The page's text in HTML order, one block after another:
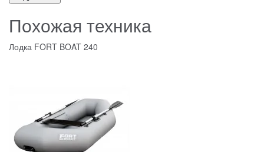
Похожая техника
Лодка FORT BOAT 240